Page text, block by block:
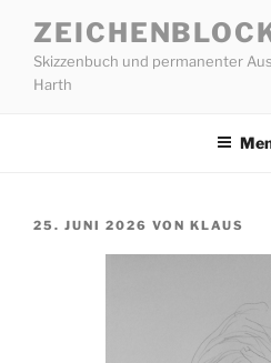
Inhalt
springen
Skizzenbuch und permanenter
Harth
VERÖFFENTLICHT
25. JUNI 2026 VON KLAUS